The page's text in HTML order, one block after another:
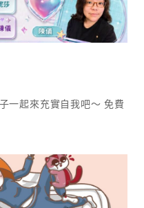
一起來充實自我吧～ 免費